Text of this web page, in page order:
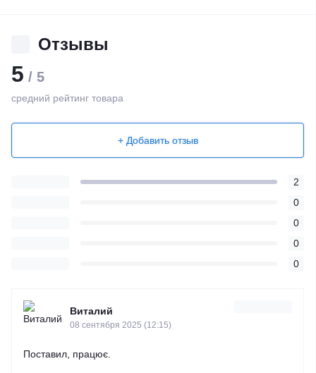
Отзывы
5 / 5
средний рейтинг товара
+ Добавить отзыв
2
0
0
0
0
Виталий
08 сентября 2025 (12:15)
Поставил, працює.